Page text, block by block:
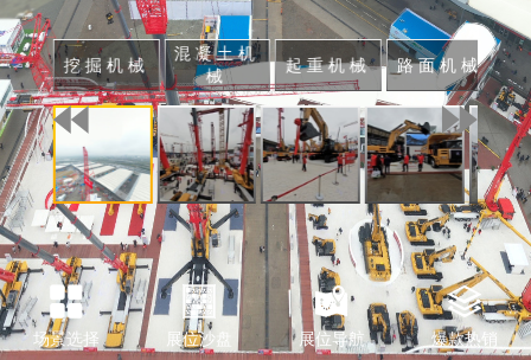
挖掘机械
混凝土机
械
起重机械 路面机械
场景选择 展位沙盘 展位导航 爆款热销